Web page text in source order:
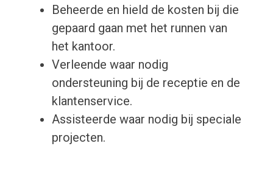
Beheerde en hield de kosten bij die
gepaard gaan met het runnen van
het kantoor.
Verleende waar nodig
ondersteuning bij de receptie en de
klantenservice.
Assisteerde waar nodig bij speciale
projecten.